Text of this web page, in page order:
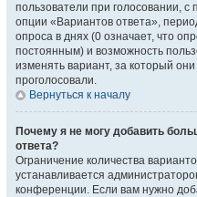
пользователи при голосовании,
опции «Вариантов ответа»,
опроса в днях (0 означает, что
постоянным) и возможность
изменять вариант, за который они
проголосовали.
Вернуться к началу
Почему я не могу добавить
ответа?
Ограничение количества
устанавливается
конференции. Если вам нужно